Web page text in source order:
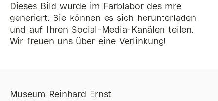
Dieses Bild wurde im Farblabor des mre
generiert. Sie können es sich herunterladen
und auf Ihren Social-Media-Kanälen teilen.
Wir freuen uns über eine Verlinkung!
Museum Reinhard Ernst